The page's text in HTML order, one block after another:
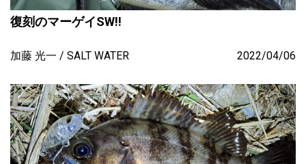
復刻のマーゲイSW!!
加藤 光一 SALT WATER 2022/04/06